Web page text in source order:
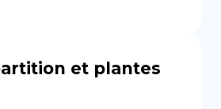
et plantes